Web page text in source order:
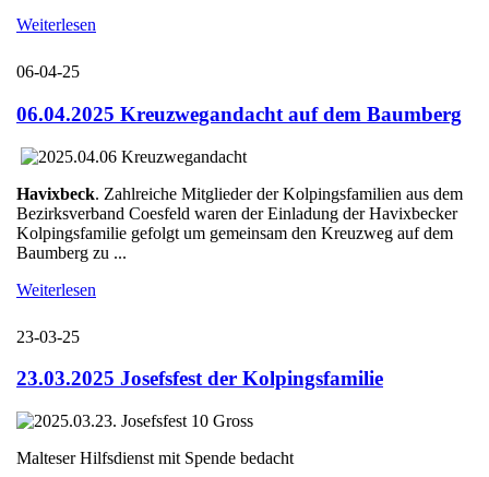
Weiterlesen
06-04-25
06.04.2025 Kreuzwegandacht auf dem Baumberg
Havixbeck. Zahlreiche Mitglieder der Kolpingsfamilien aus dem
Bezirksverband Coesfeld waren der Einladung der Havixbecker
Kolpingsfamilie gefolgt um gemeinsam den Kreuzweg auf dem
Baumberg zu ...
Weiterlesen
23-03-25
23.03.2025 Josefsfest der Kolpingsfamilie
Malteser Hilfsdienst mit Spende bedacht